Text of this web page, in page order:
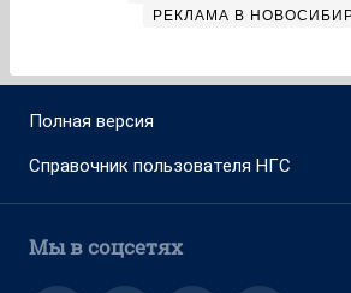
РЕКЛАМА В
Полная версия
Справочник пользователя НГС
Мы в соцсетях